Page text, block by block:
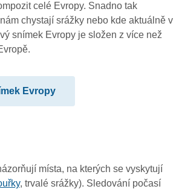
celé Evropy. Snadno tak
chystají srážky nebo kde aktuálně v
snímek Evropy je složen z více než
Evropy
místa, na kterých se vyskytují
, trvalé srážky). Sledování počasí